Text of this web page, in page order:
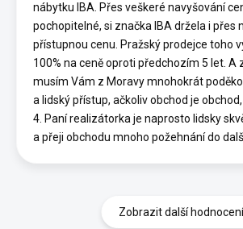
nábytku IBA. Přes veškeré navyšování
pochopitelné, si značka IBA držela i přes
přístupnou cenu. Pražský prodejce toho
100% na ceně oproti předchozím 5 let. A
musím Vám z Moravy mnohokrát
a lidský přístup, ačkoliv obchod je
4. Paní realizátorka je naprosto lidsky
a přeji obchodu mnoho požehnání do
Zobrazit další hodnocení